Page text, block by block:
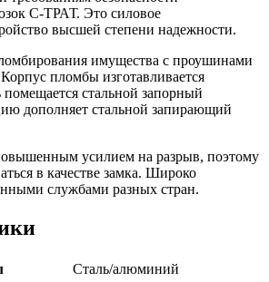
С-ТРАТ. Это силовое
высшей степени надежности.
имущества с проушинами
пломбы изготавливается
стальной запорный
дополняет стальной запирающий
усилием на разрыв, поэтому
в качестве замка. Широко
службами разных стран.
Сталь/алюминий